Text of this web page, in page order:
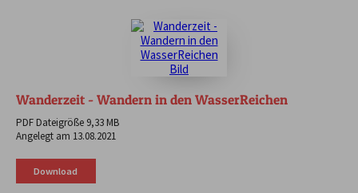
Wanderzeit - Wandern in den WasserReichen
PDF Dateigröße 9,33 MB
Angelegt am 13.08.2021
Download